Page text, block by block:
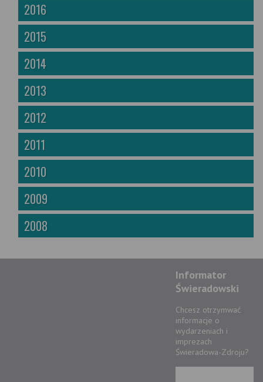
2016
2015
2014
2013
2012
2011
2010
2009
2008
Informator
Świeradowski
Chcesz otrzymwać
informacje o
wydarzeniach i
imprezach
Świeradowa-Zdroju?